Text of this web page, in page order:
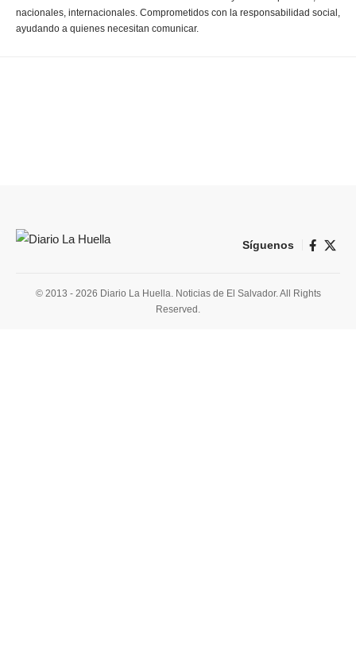
nacionales, internacionales. Comprometidos con la responsabilidad social,
ayudando a quienes necesitan comunicar.
Síguenos
© 2013 - 2026 Diario La Huella. Noticias de El Salvador. All Rights
Reserved.